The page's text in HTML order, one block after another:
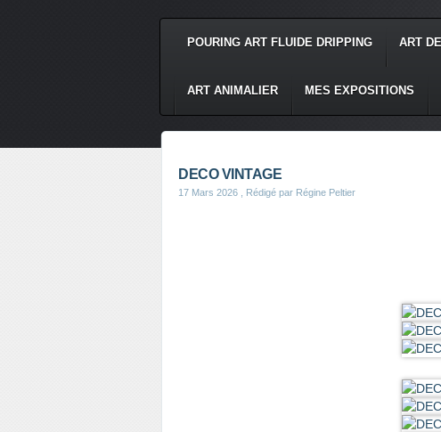
POURING ART FLUIDE DRIPPING ART
ART ANIMALIER MES EXPOSITIONS
DECO VINTAGE
17 Mars 2026 , Rédigé par Régine Peltier